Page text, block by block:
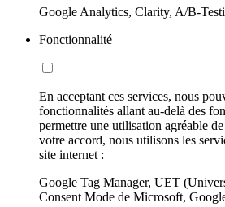
Google Analytics, Clarity, A/B-
Fonctionnalité
En acceptant ces services, nous
fonctionnalités allant au-delà des
permettre une utilisation agréable
votre accord, nous utilisons les
site internet :
Google Tag Manager, UET
Consent Mode de Microsoft,